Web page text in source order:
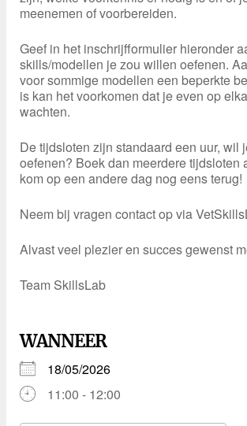
meenemen of voorbereiden.
Geef in het inschrijfformulier hieronder
skills/modellen je zou willen oefenen.
voor sommige modellen een beperkte
is kan het voorkomen dat je even op
wachten.
De tijdsloten zijn standaard een uur, wil
oefenen? Boek dan meerdere tijdsloten
kom op een andere dag nog eens terug!
Neem bij vragen contact op via
Alvast veel plezier en succes gewenst
Team SkillsLab
WANNEER
18/05/2026
11:00 - 12:00